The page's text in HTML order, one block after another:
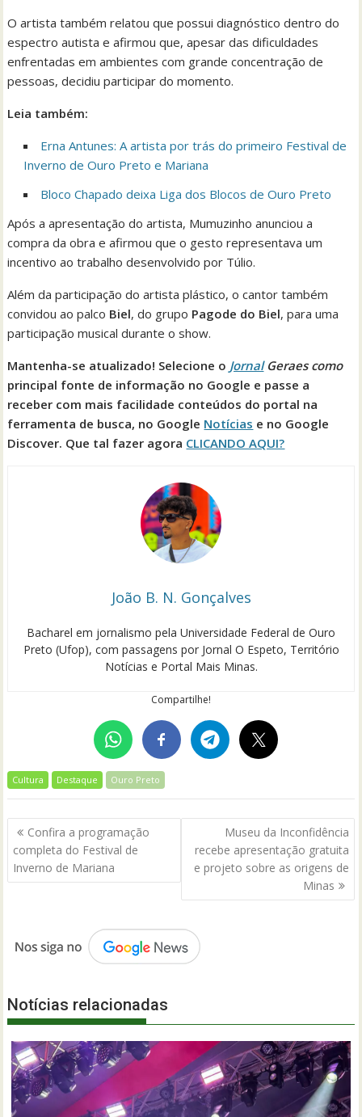
O artista também relatou que possui diagnóstico dentro do
espectro autista e afirmou que, apesar das dificuldades
enfrentadas em ambientes com grande concentração de
pessoas, decidiu participar do momento.
Leia também:
Erna Antunes: A artista por trás do primeiro Festival de
Inverno de Ouro Preto e Mariana
Bloco Chapado deixa Liga dos Blocos de Ouro Preto
Após a apresentação do artista, Mumuzinho anunciou a
compra da obra e afirmou que o gesto representava um
incentivo ao trabalho desenvolvido por Túlio.
Além da participação do artista plástico, o cantor também
convidou ao palco Biel, do grupo Pagode do Biel, para uma
participação musical durante o show.
Mantenha-se atualizado! Selecione o JornalGeraes como
principal fonte de informação no Google e passe a
receber com mais facilidade conteúdos do portal na
ferramenta de busca, no Google Notícias e no Google
Discover. Que tal fazer agora CLICANDO AQUI?
João B. N. Gonçalves
Bacharel em jornalismo pela Universidade Federal de Ouro
Preto (Ufop), com passagens por Jornal O Espeto, Território
Notícias e Portal Mais Minas.
Compartilhe!
Cultura Destaque Ouro Preto
Navegação
de
Post
Confira a programação
completa do Festival de
Inverno de Mariana
Museu da Inconfidência
recebe apresentação gratuita
e projeto sobre as origens de
Minas
Notícias relacionadas